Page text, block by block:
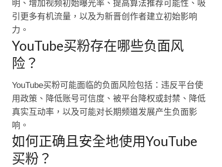
明、增加视频初始曝光率、提高算法推荐可能性、吸
引更多有机流量，以及为新晋创作者建立初始影响
力。
YouTube买粉存在哪些负面风
险？
YouTube买粉可能面临的负面风险包括：违反平台使
用政策、降低账号可信度、被平台降权或封禁、降低
真实互动率，以及可能对长期频道发展产生负面影
响。
如何正确且安全地使用YouTube
买粉？